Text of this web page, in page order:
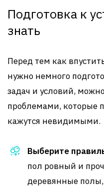
Подготовка к
знать
Перед тем как
нужно немного
задач и условий,
проблемами, которые
кажутся невидимыми.
Выберите
пол ровный и
деревянные полы,